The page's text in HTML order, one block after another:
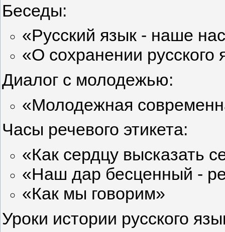
Беседы:
«Русский язык - наше
«О сохранении русского
Диалог с молодежью:
«Молодежная
Часы речевого этикета:
«Как сердцу высказать
«Наш дар бесценный -
«Как мы говорим»
Уроки истории русского